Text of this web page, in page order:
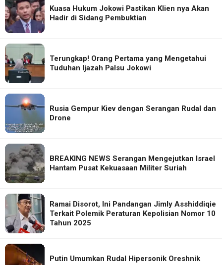
Kuasa Hukum Jokowi Pastikan Klien nya Akan
Hadir di Sidang Pembuktian
Terungkap! Orang Pertama yang Mengetahui
Tuduhan Ijazah Palsu Jokowi
Rusia Gempur Kiev dengan Serangan Rudal dan
Drone
BREAKING NEWS Serangan Mengejutkan Israel
Hantam Pusat Kekuasaan Militer Suriah
Ramai Disorot, Ini Pandangan Jimly Asshiddiqie
Terkait Polemik Peraturan Kepolisian Nomor 10
Tahun 2025
Putin Umumkan Rudal Hipersonik Oreshnik